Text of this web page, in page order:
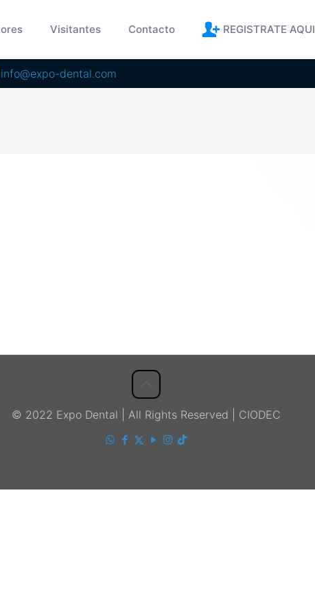
Visitantes Contacto REGISTRATE AQUI
info@expo-dental.com
© 2022 Expo Dental | All Rights Reserved | CIODEC